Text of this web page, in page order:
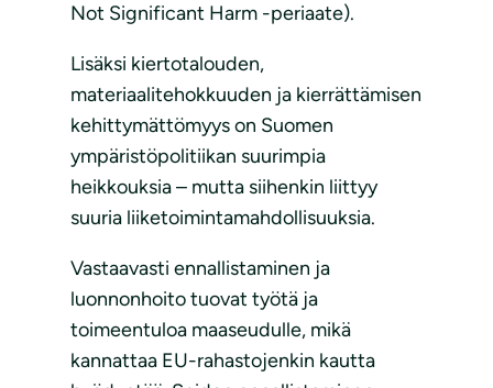
Not Significant Harm -periaate).
Lisäksi kiertotalouden,
materiaalitehokkuuden ja kierrättämisen
kehittymättömyys on Suomen
ympäristöpolitiikan suurimpia
heikkouksia – mutta siihenkin liittyy
suuria liiketoimintamahdollisuuksia.
Vastaavasti ennallistaminen ja
luonnonhoito tuovat työtä ja
toimeentuloa maaseudulle, mikä
kannattaa EU-rahastojenkin kautta